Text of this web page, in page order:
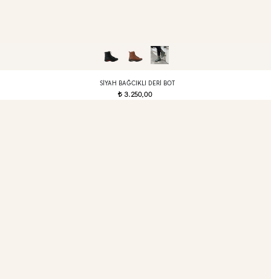
SIYAH BAĞCIKLI DERI BOT
t3.250,00